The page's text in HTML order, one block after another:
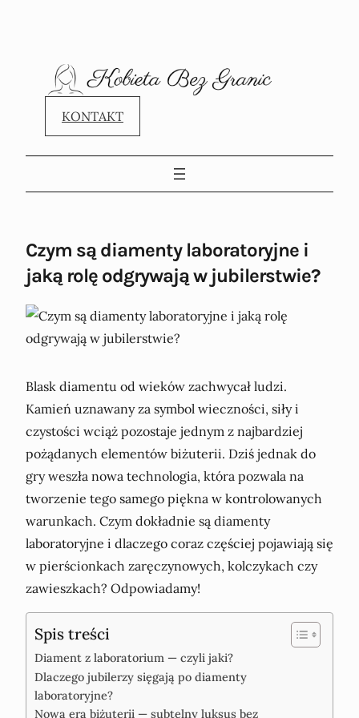
KONTAKT
Czym są diamenty laboratoryjne i
jaką rolę odgrywają w jubilerstwie?
Blask diamentu od wieków zachwycał ludzi.
Kamień uznawany za symbol wieczności, siły i
czystości wciąż pozostaje jednym z najbardziej
pożądanych elementów biżuterii. Dziś jednak do
gry weszła nowa technologia, która pozwala na
tworzenie tego samego piękna w kontrolowanych
warunkach. Czym dokładnie są diamenty
laboratoryjne i dlaczego coraz częściej pojawiają się
w pierścionkach zaręczynowych, kolczykach czy
zawieszkach? Odpowiadamy!
Spis treści
Diament z laboratorium — czyli jaki?
Dlaczego jubilerzy sięgają po diamenty
laboratoryjne?
Nowa era biżuterii — subtelny luksus bez